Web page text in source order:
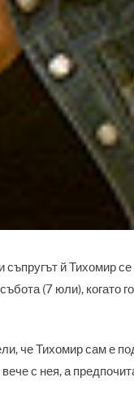
й Тихомир
(7 юли), когато
че Тихомир сам е
с нея, а